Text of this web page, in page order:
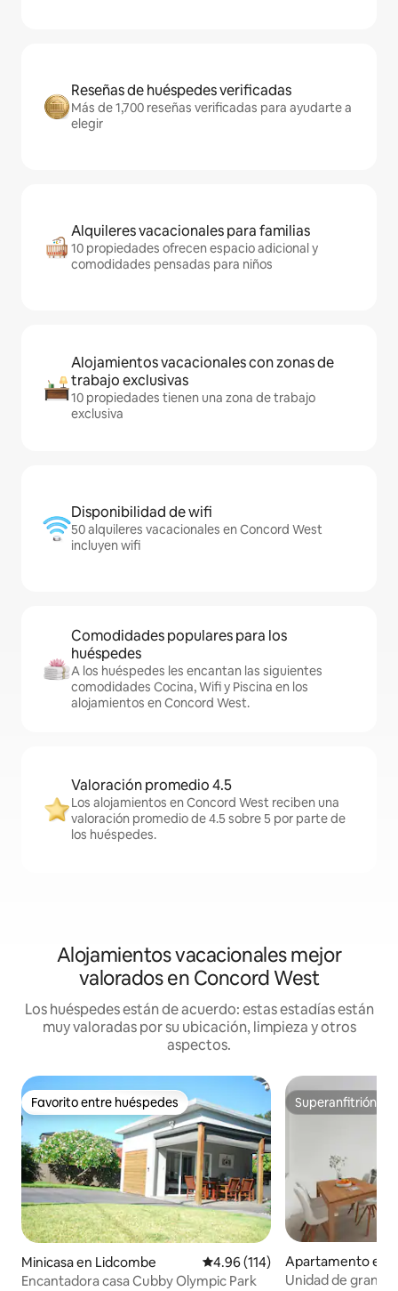
Reseñas de huéspedes verificadas
Más de 1,700 reseñas verificadas para ayudarte a
elegir
Alquileres vacacionales para familias
10 propiedades ofrecen espacio adicional y
comodidades pensadas para niños
Alojamientos vacacionales con zonas de
trabajo exclusivas
10 propiedades tienen una zona de trabajo
exclusiva
Disponibilidad de wifi
50 alquileres vacacionales en Concord West
incluyen wifi
Comodidades populares para los
huéspedes
A los huéspedes les encantan las siguientes
comodidades Cocina, Wifi y Piscina en los
alojamientos en Concord West.
Valoración promedio 4.5
Los alojamientos en Concord West reciben una
valoración promedio de 4.5 sobre 5 por parte de
los huéspedes.
Alojamientos vacacionales mejor
valorados en Concord West
Los huéspedes están de acuerdo: estas estadías están
muy valoradas por su ubicación, limpieza y otros
aspectos.
Favorito entre huéspedes
Favorito entre huéspedes
Minicasa en Lidcombe Calificación promedio: 4.96 de
4.96 (114)
Encantadora casa Cubby Olympic Park
Superanfitrión
Superanfitrión
Apartamento en
Unidad de gran